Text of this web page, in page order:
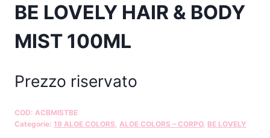
BE LOVELY HAIR & BODY
MIST 100ML
Prezzo riservato
COD: ACBMISTBE
Categorie: 19 ALOE COLORS ALOE COLORS – CORPO, BE LOVELY